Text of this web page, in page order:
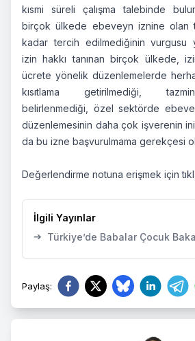
kısmi süreli çalışma talebinde
birçok ülkede ebeveyn iznine olan
kadar tercih edilmediğinin vurgusu
izin hakkı tanınan birçok ülkede,
ücrete yönelik düzenlemelerde
kısıtlama getirilmediği,
belirlenmediği, özel sektörde
düzenlemesinin daha çok işverenin
da bu izne başvurulmama gerekçesi
Değerlendirme notuna erişmek için
İlgili Yayınlar
➔ Türkiye’de Babalar Çocuk
Paylaş: